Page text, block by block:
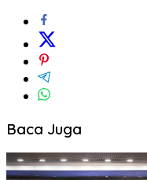
Baca Juga